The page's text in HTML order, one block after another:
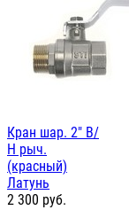
Кран шар. 2" В/
Н рыч.
(красный)
Латунь
2 300 руб.